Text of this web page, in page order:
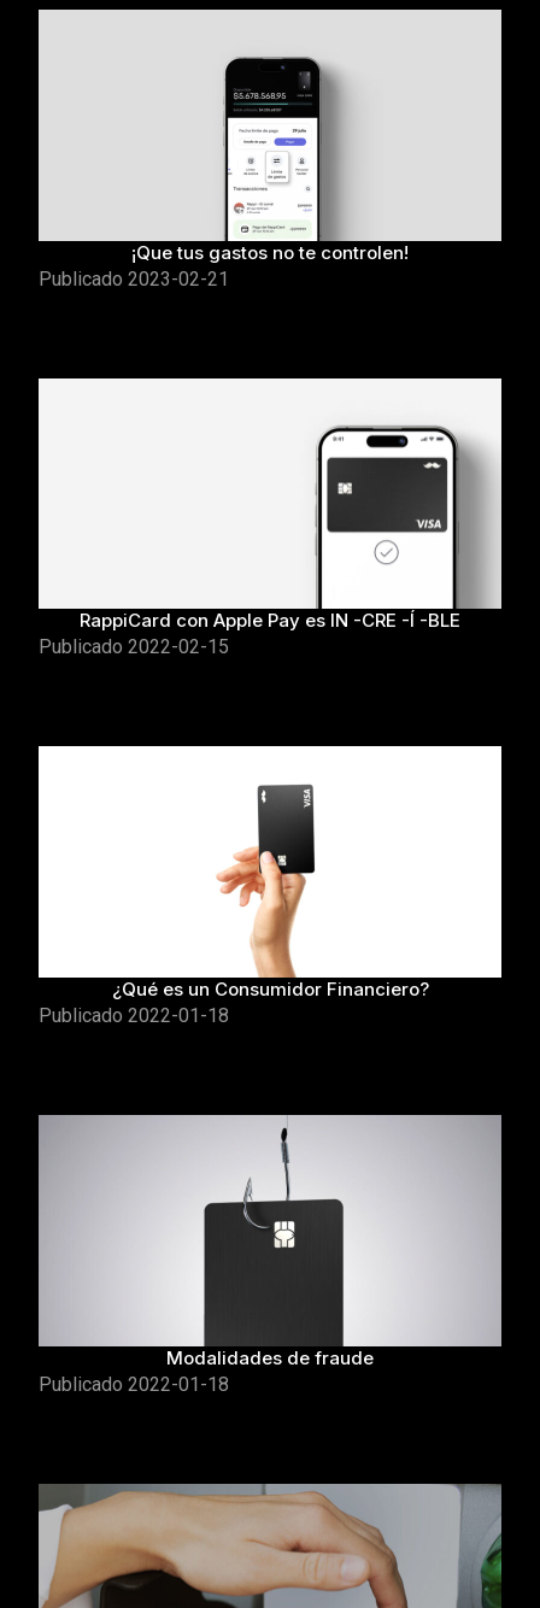
¡Que tus gastos no te controlen!
Publicado 2023-02-21
RappiCard con Apple Pay es IN -CRE -Í -BLE
Publicado 2022-02-15
¿Qué es un Consumidor Financiero?
Publicado 2022-01-18
Modalidades de fraude
Publicado 2022-01-18